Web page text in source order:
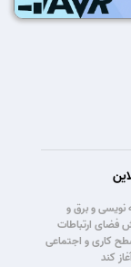
نویسی و برق و
گسترش فضای ارتباطات
کاری و اجتماعی
کند